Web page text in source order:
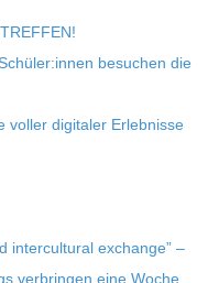
besu­chen die
vol­ler digi­ta­ler Erleb­nisse
inter­cul­tu­ral exch­ange” –
ver­brin­gen eine Woche